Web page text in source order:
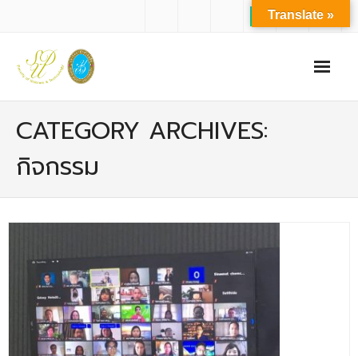
- ปรัชญาการจัดการศึกษา มหาวิทยาลัยสวนดุสิต
- บุคลากร
- - สำนักงานคณะวิทยาศาสตร์และเทคโนโลยี
- - บุคลากรวิชาการ
CATEGORY ARCHIVES:
กิจกรรม
Translate »